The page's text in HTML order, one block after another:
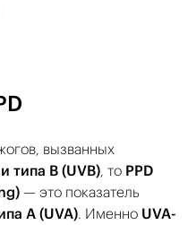
вызванных
типа B (UVB), то PPD
— это показатель
A (UVA). Именно UVA-